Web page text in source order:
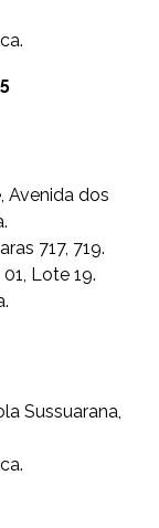
Avenida dos
717, 719.
Lote 19.
Sussuarana,